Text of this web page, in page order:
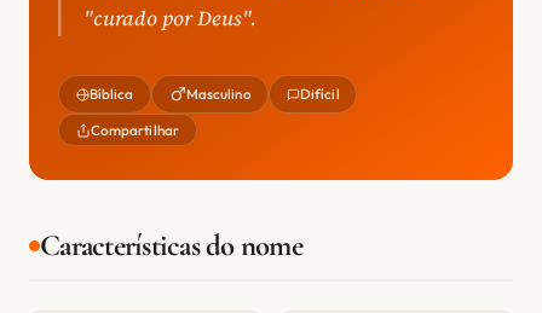
"curado por Deus".
Bíblica Masculino Difícil
Compartilhar
Características do nome